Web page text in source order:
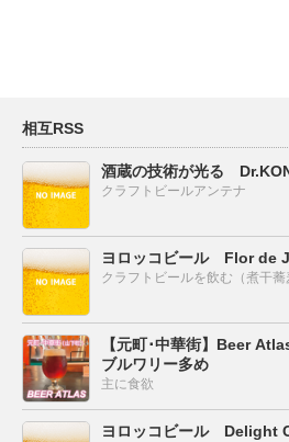
相互RSS
酒蔵の技術が光る
クラフトビールアンテナ
ヨロッコビール Flor de
クラフトビールを飲む（煮干蕎
【元町･中華街】Beer
ブルワリー多め
主に食欲
ヨロッコビール Delight